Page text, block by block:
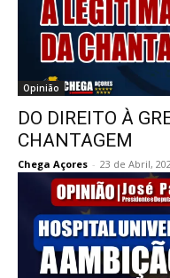
Opinião
DO DIREITO À
CHANTAGEM
Chega Açores - 23 de Abril,